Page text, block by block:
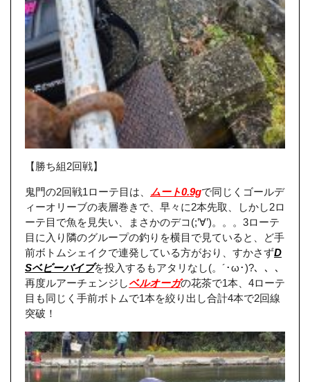
【勝ち組2回戦】
鬼門の2回戦1ローテ目は、 ムート0.9gで同じくゴールデ
ィーオリーブの表層巻きで、早々に2本先取、しかし2ロ
ーテ目で魚を見失い、まさかのデコ(;’∀’)。。。3ローテ
目に入り隣のグループの釣りを横目で見ていると、ど手
前ボトムシェイクで連発している方がおり、すかさずD
Sベビーバイブを投入するもアタリなし(。´･ω･)?、、、
再度ルアーチェンジしベルオーガの花茶で1本、4ローテ
目も同じく手前ボトムで1本を絞り出し合計4本で2回線
突破！